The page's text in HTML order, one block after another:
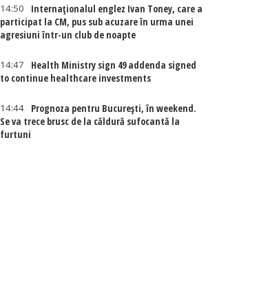
14:50
Internaţionalul englez Ivan Toney, care a
participat la CM, pus sub acuzare în urma unei
agresiuni într-un club de noapte
14:47
Health Ministry sign 49 addenda signed
to continue healthcare investments
14:44
Prognoza pentru București, în weekend.
Se va trece brusc de la căldură sufocantă la
furtuni